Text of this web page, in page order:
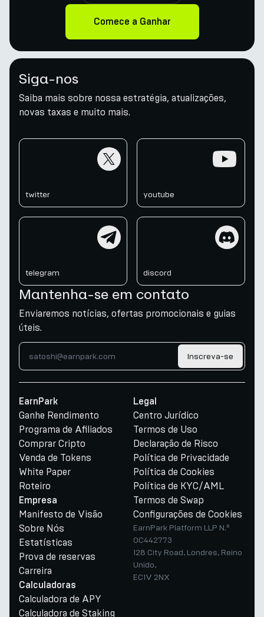
Comece a Ganhar
Siga-nos
Saiba mais sobre nossa estratégia, atualizações,
novas taxas e muito mais.
twitter youtube
telegram discord
Mantenha-se em contato
Enviaremos notícias, ofertas promocionais e guias
úteis.
Inscreva-se
EarnPark
Ganhe Rendimento
Programa de Afiliados
Comprar Cripto
Venda de Tokens
White Paper
Roteiro
Empresa
Manifesto de Visão
Sobre Nós
Estatísticas
Prova de reservas
Carreira
Calculadoras
Calculadora de APY
Calculadora de Staking
Legal
Centro Jurídico
Termos de Uso
Declaração de Risco
Política de Privacidade
Política de Cookies
Política de KYC/AML
Termos de Swap
Configurações de Cookies
EarnPark Platform LLP N.º
OC442773
128 City Road, Londres, Reino
Unido,
EC1V 2NX